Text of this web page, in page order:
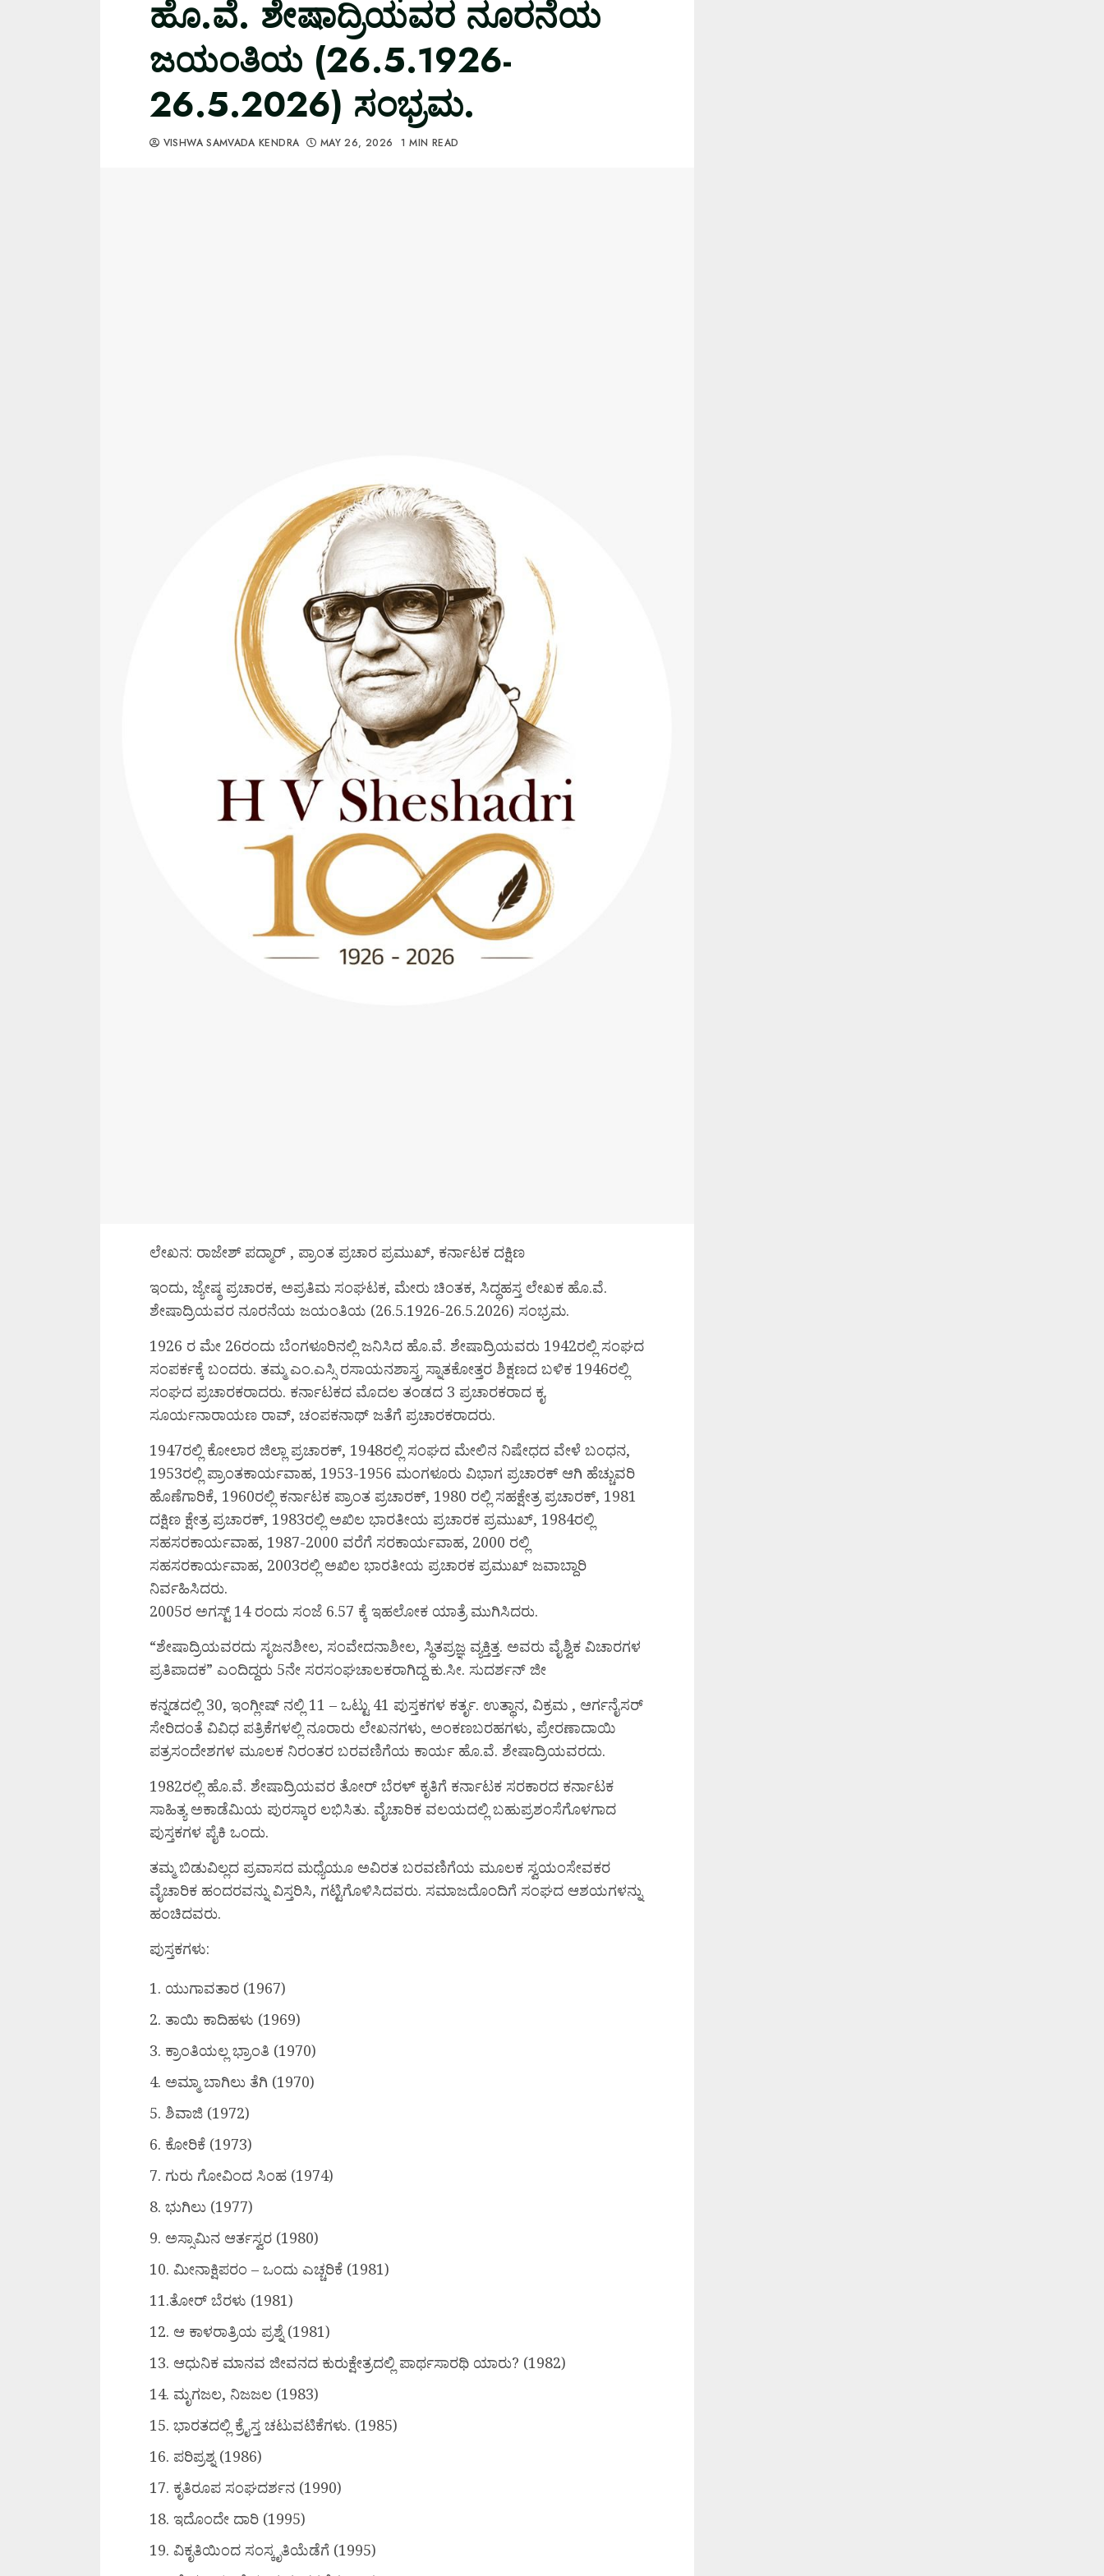
ಹೊ.ವೆ. ಶೇಷಾದ್ರಿಯವರ ನೂರನೆಯ
ಜಯಂತಿಯ (26.5.1926-
26.5.2026) ಸಂಭ್ರಮ.
VISHWA SAMVADA KENDRA MAY 26, 2026 1 MIN READ
ಲೇಖನ: ರಾಜೇಶ್ ಪದ್ಮಾರ್ , ಪ್ರಾಂತ ಪ್ರಚಾರ ಪ್ರಮುಖ್, ಕರ್ನಾಟಕ ದಕ್ಷಿಣ
ಇಂದು, ಜ್ಯೇಷ್ಠ ಪ್ರಚಾರಕ, ಅಪ್ರತಿಮ ಸಂಘಟಕ, ಮೇರು ಚಿಂತಕ, ಸಿದ್ಧಹಸ್ತ ಲೇಖಕ ಹೊ.ವೆ.
ಶೇಷಾದ್ರಿಯವರ ನೂರನೆಯ ಜಯಂತಿಯ (26.5.1926-26.5.2026) ಸಂಭ್ರಮ.
1926 ರ ಮೇ 26ರಂದು ಬೆಂಗಳೂರಿನಲ್ಲಿ ಜನಿಸಿದ ಹೊ.ವೆ. ಶೇಷಾದ್ರಿಯವರು 1942ರಲ್ಲಿ ಸಂಘದ
ಸಂಪರ್ಕಕ್ಕೆ ಬಂದರು. ತಮ್ಮ ಎಂ.ಎಸ್ಸಿ ರಸಾಯನಶಾಸ್ತ್ರ ಸ್ನಾತಕೋತ್ತರ ಶಿಕ್ಷಣದ ಬಳಿಕ 1946ರಲ್ಲಿ
ಸಂಘದ ಪ್ರಚಾರಕರಾದರು. ಕರ್ನಾಟಕದ ಮೊದಲ ತಂಡದ 3 ಪ್ರಚಾರಕರಾದ ಕೃ.
ಸೂರ್ಯನಾರಾಯಣ ರಾವ್, ಚಂಪಕನಾಥ್ ಜತೆಗೆ ಪ್ರಚಾರಕರಾದರು.
1947ರಲ್ಲಿ ಕೋಲಾರ ಜಿಲ್ಲಾ ಪ್ರಚಾರಕ್, 1948ರಲ್ಲಿ ಸಂಘದ ಮೇಲಿನ ನಿಷೇಧದ ವೇಳೆ ಬಂಧನ,
1953ರಲ್ಲಿ ಪ್ರಾಂತಕಾರ್ಯವಾಹ, 1953-1956 ಮಂಗಳೂರು ವಿಭಾಗ ಪ್ರಚಾರಕ್ ಆಗಿ ಹೆಚ್ಚುವರಿ
ಹೊಣೆಗಾರಿಕೆ, 1960ರಲ್ಲಿ ಕರ್ನಾಟಕ ಪ್ರಾಂತ ಪ್ರಚಾರಕ್, 1980 ರಲ್ಲಿ ಸಹಕ್ಷೇತ್ರ ಪ್ರಚಾರಕ್, 1981
ದಕ್ಷಿಣ ಕ್ಷೇತ್ರ ಪ್ರಚಾರಕ್, 1983ರಲ್ಲಿ ಅಖಿಲ ಭಾರತೀಯ ಪ್ರಚಾರಕ ಪ್ರಮುಖ್, 1984ರಲ್ಲಿ
ಸಹಸರಕಾರ್ಯವಾಹ, 1987-2000 ವರೆಗೆ ಸರಕಾರ್ಯವಾಹ, 2000 ರಲ್ಲಿ
ಸಹಸರಕಾರ್ಯವಾಹ, 2003ರಲ್ಲಿ ಅಖಿಲ ಭಾರತೀಯ ಪ್ರಚಾರಕ ಪ್ರಮುಖ್ ಜವಾಬ್ದಾರಿ
ನಿರ್ವಹಿಸಿದರು.
2005ರ ಅಗಸ್ಟ್ 14 ರಂದು ಸಂಜೆ 6.57 ಕ್ಕೆ ಇಹಲೋಕ ಯಾತ್ರೆ ಮುಗಿಸಿದರು.
“ಶೇಷಾದ್ರಿಯವರದು ಸೃಜನಶೀಲ, ಸಂವೇದನಾಶೀಲ, ಸ್ಥಿತಪ್ರಜ್ಞ ವ್ಯಕ್ತಿತ್ತ. ಅವರು ವೈಶ್ವಿಕ ವಿಚಾರಗಳ
ಪ್ರತಿಪಾದಕ” ಎಂದಿದ್ದರು 5ನೇ ಸರಸಂಘಚಾಲಕರಾಗಿದ್ದ ಕು.ಸೀ. ಸುದರ್ಶನ್ ಜೀ
ಕನ್ನಡದಲ್ಲಿ 30, ಇಂಗ್ಲೀಷ್ ನಲ್ಲಿ 11 – ಒಟ್ಟು 41 ಪುಸ್ತಕಗಳ ಕರ್ತೃ. ಉತ್ಥಾನ, ವಿಕ್ರಮ , ಆರ್ಗನೈಸರ್
ಸೇರಿದಂತೆ ವಿವಿಧ ಪತ್ರಿಕೆಗಳಲ್ಲಿ ನೂರಾರು ಲೇಖನಗಳು, ಅಂಕಣಬರಹಗಳು, ಪ್ರೇರಣಾದಾಯಿ
ಪತ್ರಸಂದೇಶಗಳ ಮೂಲಕ ನಿರಂತರ ಬರವಣಿಗೆಯ ಕಾರ್ಯ ಹೊ.ವೆ. ಶೇಷಾದ್ರಿಯವರದು.
1982ರಲ್ಲಿ ಹೊ.ವೆ. ಶೇಷಾದ್ರಿಯವರ ತೋರ್ ಬೆರಳ್ ಕೃತಿಗೆ ಕರ್ನಾಟಕ ಸರಕಾರದ ಕರ್ನಾಟಕ
ಸಾಹಿತ್ಯ ಅಕಾಡೆಮಿಯ ಪುರಸ್ಕಾರ ಲಭಿಸಿತು. ವೈಚಾರಿಕ ವಲಯದಲ್ಲಿ ಬಹುಪ್ರಶಂಸೆಗೊಳಗಾದ
ಪುಸ್ತಕಗಳ ಪೈಕಿ ಒಂದು.
ತಮ್ಮ ಬಿಡುವಿಲ್ಲದ ಪ್ರವಾಸದ ಮಧ್ಯೆಯೂ ಅವಿರತ ಬರವಣಿಗೆಯ ಮೂಲಕ ಸ್ವಯಂಸೇವಕರ
ವೈಚಾರಿಕ ಹಂದರವನ್ನು ವಿಸ್ತರಿಸಿ, ಗಟ್ಟಿಗೊಳಿಸಿದವರು. ಸಮಾಜದೊಂದಿಗೆ ಸಂಘದ ಆಶಯಗಳನ್ನು
ಹಂಚಿದವರು.
ಪುಸ್ತಕಗಳು:
1. ಯುಗಾವತಾರ (1967)
2. ⁠ತಾಯಿ ಕಾದಿಹಳು (1969)
3. ⁠ಕ್ರಾಂತಿಯಲ್ಲ ಭ್ರಾಂತಿ (1970)
4. ⁠ಅಮ್ಮಾ ಬಾಗಿಲು ತೆಗಿ (1970)
5. ⁠ಶಿವಾಜಿ (1972)
6. ⁠ಕೋರಿಕೆ (1973)
7. ⁠ಗುರು ಗೋವಿಂದ ಸಿಂಹ (1974)
8. ⁠ಭುಗಿಲು (1977)
9. ⁠ಅಸ್ಸಾಮಿನ ಆರ್ತಸ್ವರ (1980)
10. ⁠ಮೀನಾಕ್ಷಿಪರಂ – ಒಂದು ಎಚ್ಚರಿಕೆ (1981)
11.⁠ತೋರ್ ಬೆರಳು (1981)
12. ⁠ಆ ಕಾಳರಾತ್ರಿಯ ಪ್ರಶ್ನೆ (1981)
13. ⁠ಆಧುನಿಕ ಮಾನವ ಜೀವನದ ಕುರುಕ್ಷೇತ್ರದಲ್ಲಿ ಪಾರ್ಥಸಾರಥಿ ಯಾರು? (1982)
14. ⁠ಮೃಗಜಲ, ನಿಜಜಲ (1983)
15. ⁠ಭಾರತದಲ್ಲಿ ಕ್ರೈಸ್ತ ಚಟುವಟಿಕೆಗಳು. (1985)
16. ⁠ಪರಿಪ್ರಶ್ನ (1986)
17. ⁠ಕೃತಿರೂಪ ಸಂಘದರ್ಶನ (1990)
18⁠. ಇದೊಂದೇ ದಾರಿ (1995)
19. ⁠ವಿಕೃತಿಯಿಂದ ಸಂಸ್ಕೃತಿಯೆಡೆಗೆ (1995)